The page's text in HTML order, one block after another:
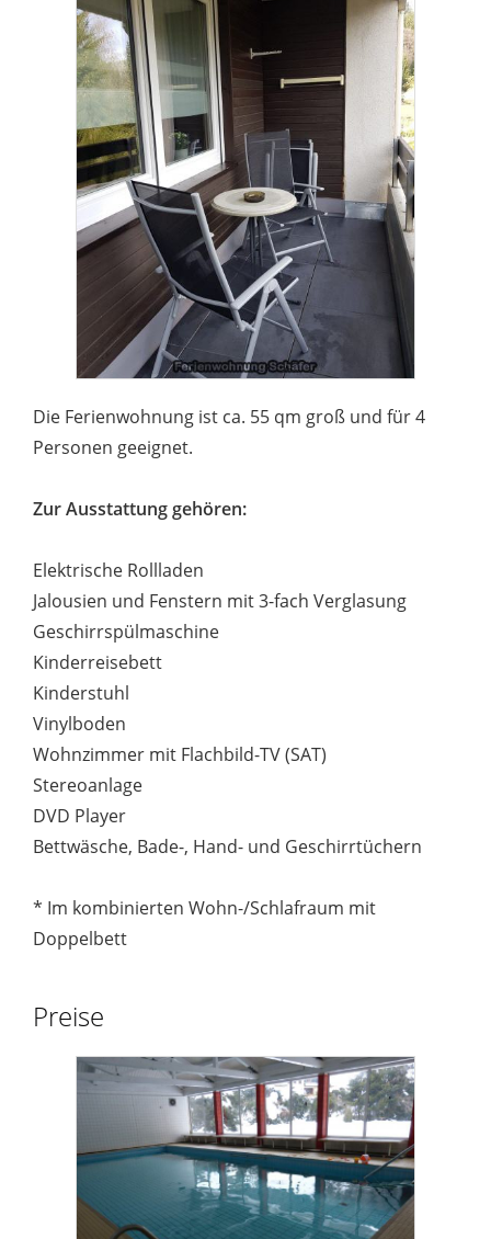
Die Ferienwohnung ist ca. 55 qm groß und für 4
Personen geeignet.
Zur Ausstattung gehören:
Elektrische Rollladen
Jalousien und Fenstern mit 3-fach Verglasung
Geschirrspülmaschine
Kinderreisebett
Kinderstuhl
Vinylboden
Wohnzimmer mit Flachbild-TV (SAT)
Stereoanlage
DVD Player
Bettwäsche, Bade-, Hand- und Geschirrtüchern
* Im kombinierten Wohn-/Schlafraum mit
Doppelbett
Preise